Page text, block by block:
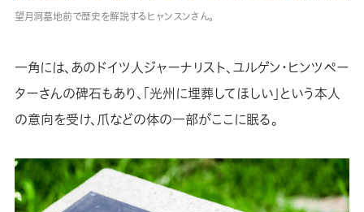
望月洞墓地前で歴史を解説するヒャンスンさん。
一角には、あのドイツ人ジャーナリスト、ユルゲン・ヒンツペー
ターさんの碑石もあり、「光州に埋葬してほしい」という本人
の意向を受け、爪などの体の一部がここに眠る。